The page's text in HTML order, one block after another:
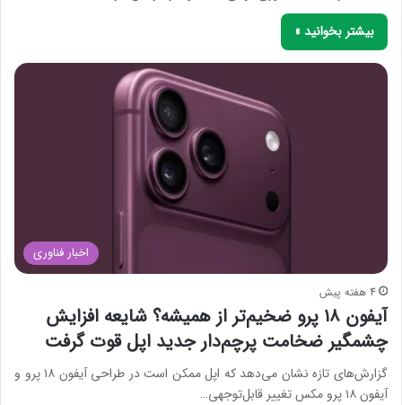
بیشتر بخوانید »
اخبار فناوری
4 هفته پیش
آیفون ۱۸ پرو ضخیم‌تر از همیشه؟ شایعه افزایش
چشمگیر ضخامت پرچم‌دار جدید اپل قوت گرفت
گزارش‌های تازه نشان می‌دهد که اپل ممکن است در طراحی آیفون ۱۸ پرو و
آیفون ۱۸ پرو مکس تغییر قابل‌توجهی…